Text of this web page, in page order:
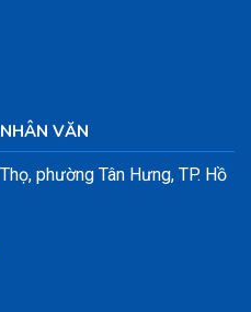
VĂN
phường Tân Hưng, TP. Hồ